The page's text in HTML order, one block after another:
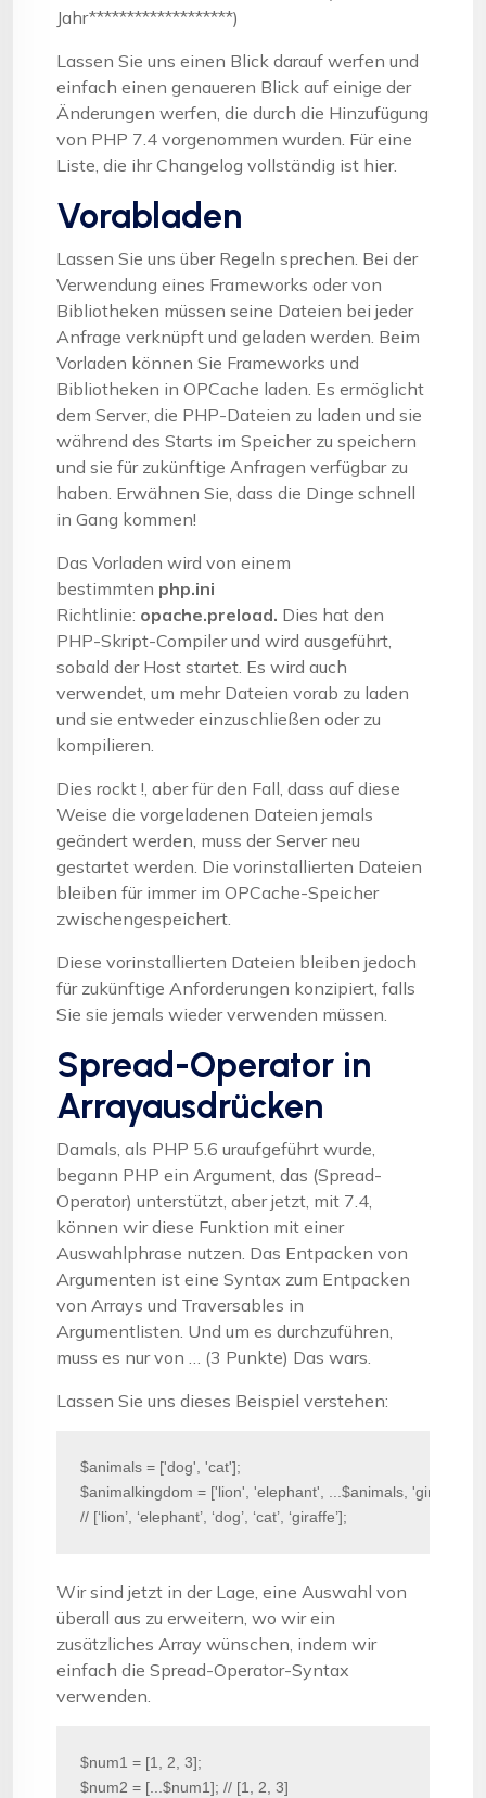
Jahr*******************)
Lassen Sie uns einen Blick darauf werfen und
einfach einen genaueren Blick auf einige der
Änderungen werfen, die durch die Hinzufügung
von PHP 7.4 vorgenommen wurden. Für eine
Liste, die ihr Changelog vollständig ist hier.
Vorabladen
Lassen Sie uns über Regeln sprechen. Bei der
Verwendung eines Frameworks oder von
Bibliotheken müssen seine Dateien bei jeder
Anfrage verknüpft und geladen werden. Beim
Vorladen können Sie Frameworks und
Bibliotheken in OPCache laden. Es ermöglicht
dem Server, die PHP-Dateien zu laden und sie
während des Starts im Speicher zu speichern
und sie für zukünftige Anfragen verfügbar zu
haben. Erwähnen Sie, dass die Dinge schnell
in Gang kommen!
Das Vorladen wird von einem
bestimmten php.ini
Richtlinie: opache.preload. Dies hat den
PHP-Skript-Compiler und wird ausgeführt,
sobald der Host startet. Es wird auch
verwendet, um mehr Dateien vorab zu laden
und sie entweder einzuschließen oder zu
kompilieren.
Dies rockt !, aber für den Fall, dass auf diese
Weise die vorgeladenen Dateien jemals
geändert werden, muss der Server neu
gestartet werden. Die vorinstallierten Dateien
bleiben für immer im OPCache-Speicher
zwischengespeichert.
Diese vorinstallierten Dateien bleiben jedoch
für zukünftige Anforderungen konzipiert, falls
Sie sie jemals wieder verwenden müssen.
Spread-Operator in
Arrayausdrücken
Damals, als PHP 5.6 uraufgeführt wurde,
begann PHP ein Argument, das (Spread-
Operator) unterstützt, aber jetzt, mit 7.4,
können wir diese Funktion mit einer
Auswahlphrase nutzen. Das Entpacken von
Argumenten ist eine Syntax zum Entpacken
von Arrays und Traversables in
Argumentlisten. Und um es durchzuführen,
muss es nur von … (3 Punkte) Das wars.
Lassen Sie uns dieses Beispiel verstehen:
$animals = ['dog', 'cat'];
$animalkingdom = ['lion', 'elephant', ...$animals, 'giraffe'];
// [‘lion’, ‘elephant’, ‘dog’, ‘cat’, ‘giraffe’];
Wir sind jetzt in der Lage, eine Auswahl von
überall aus zu erweitern, wo wir ein
zusätzliches Array wünschen, indem wir
einfach die Spread-Operator-Syntax
verwenden.
$num1 = [1, 2, 3];
$num2 = [...$num1]; // [1, 2, 3]